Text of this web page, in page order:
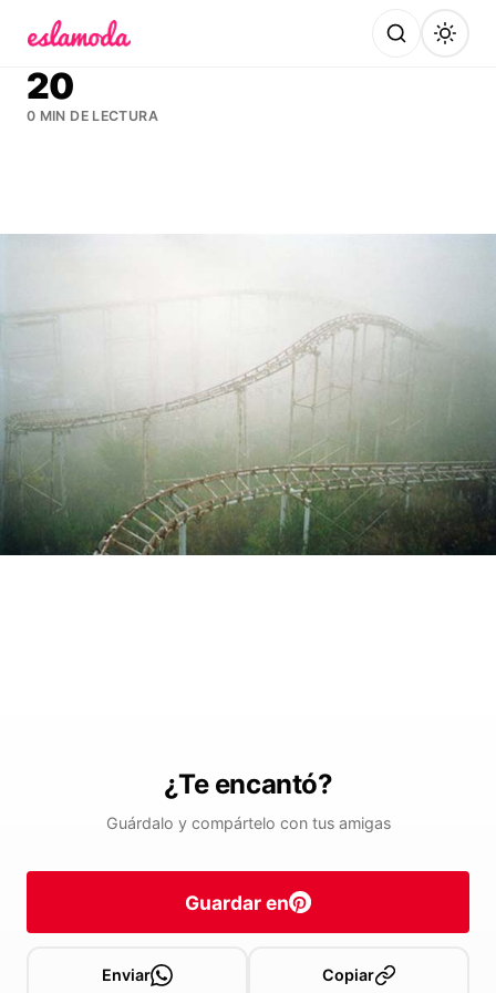
20
0 MIN DE LECTURA
¿Te encantó?
Guárdalo y compártelo con tus amigas
Guardar en
Enviar Copiar